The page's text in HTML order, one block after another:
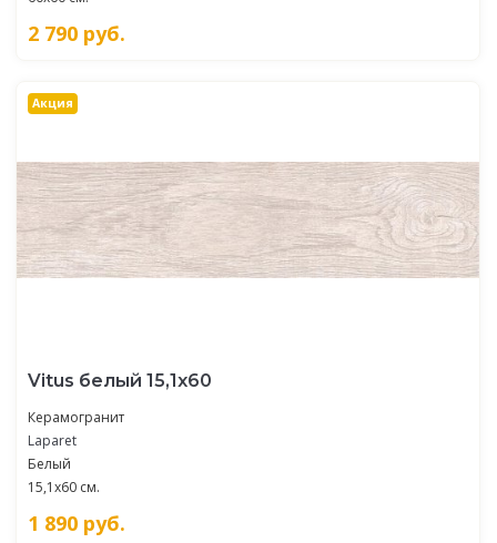
2 790 руб.
Акция
Vitus белый 15,1х60
Керамогранит
Laparet
Белый
15,1x60 см.
1 890 руб.